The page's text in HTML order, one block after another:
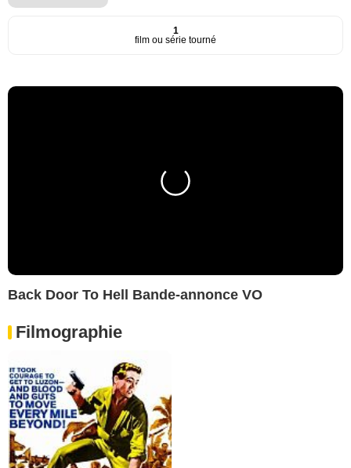
1
film ou série tourné
Back Door To Hell Bande-annonce VO
Filmographie